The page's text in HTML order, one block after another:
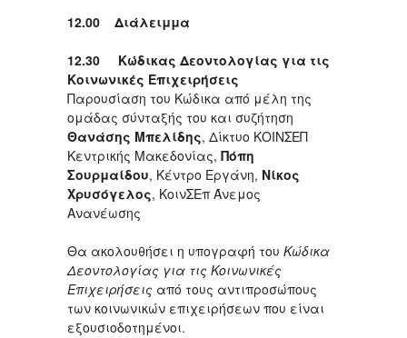
12.00 Διάλειμμα
12.30 Κώδικας Δεοντολογίας για τις
Κοινωνικές Επιχειρήσεις
Παρουσίαση του Κώδικα από μέλη της
ομάδας σύνταξής του και συζήτηση
Θανάσης Μπελίδης, Δίκτυο ΚΟΙΝΣΕΠ
Κεντρικής Μακεδονίας, Πόπη
Σουρμαίδου, Κέντρο Εργάνη, Νίκος
Χρυσόγελος, ΚοινΣΕπ Άνεμος
Ανανέωσης
Θα ακολουθήσει η υπογραφή του Κώδικα
Δεοντολογίας για τις Κοινωνικές
Επιχειρήσεις από τους αντιπροσώπους
των κοινωνικών επιχειρήσεων που είναι
εξουσιοδοτημένοι.